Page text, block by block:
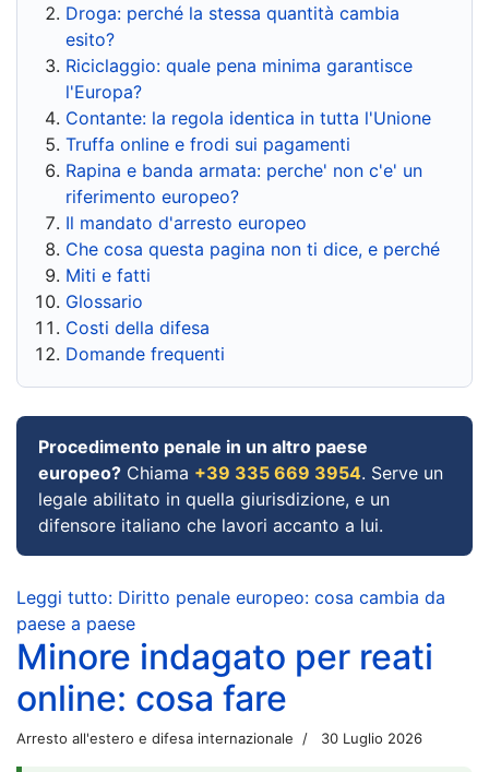
Droga: perché la stessa quantità cambia
esito?
Riciclaggio: quale pena minima garantisce
l'Europa?
Contante: la regola identica in tutta l'Unione
Truffa online e frodi sui pagamenti
Rapina e banda armata: perche' non c'e' un
riferimento europeo?
Il mandato d'arresto europeo
Che cosa questa pagina non ti dice, e perché
Miti e fatti
Glossario
Costi della difesa
Domande frequenti
Procedimento penale in un altro paese
europeo? Chiama +39 335 669 3954. Serve un
legale abilitato in quella giurisdizione, e un
difensore italiano che lavori accanto a lui.
Leggi tutto: Diritto penale europeo: cosa cambia da
paese a paese
Minore indagato per reati
online: cosa fare
Arresto all'estero e difesa internazionale 30 Luglio 2026